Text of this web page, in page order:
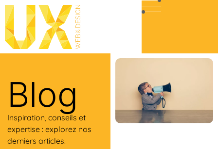
Blog
Inspiration, conseils et
expertise : explorez nos
derniers articles.